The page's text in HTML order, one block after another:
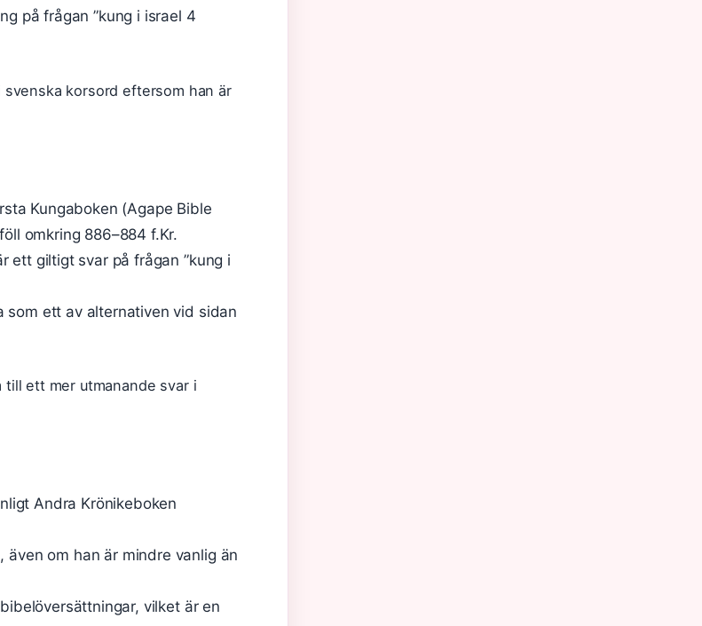
på frågan ”kung i israel 4
korsord eftersom han är
Kungaboken (Agape Bible
omkring 886–884 f.Kr.
ett giltigt svar på frågan ”kung i
som ett av alternativen vid sidan
ett mer utmanande svar i
Andra Krönikeboken
om han är mindre vanlig än
vilket är en